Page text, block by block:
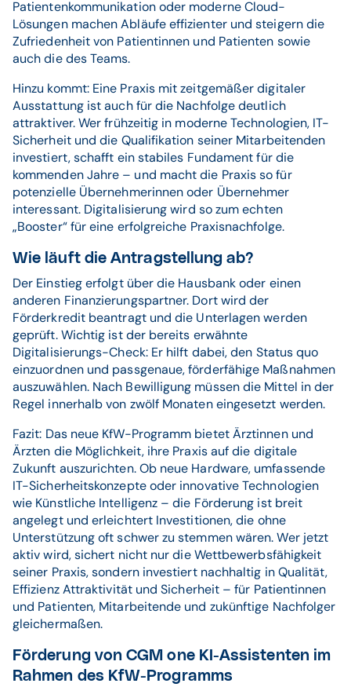
Patientenkommunikation oder moderne Cloud-
Lösungen machen Abläufe effizienter und steigern die
Zufriedenheit von Patientinnen und Patienten sowie
auch die des Teams.
Hinzu kommt: Eine Praxis mit zeitgemäßer digitaler
Ausstattung ist auch für die Nachfolge deutlich
attraktiver. Wer frühzeitig in moderne Technologien, IT-
Sicherheit und die Qualifikation seiner Mitarbeitenden
investiert, schafft ein stabiles Fundament für die
kommenden Jahre – und macht die Praxis so für
potenzielle Übernehmerinnen oder Übernehmer
interessant. Digitalisierung wird so zum echten
„Booster“ für eine erfolgreiche Praxisnachfolge.
Wie läuft die Antragstellung ab?
Der Einstieg erfolgt über die Hausbank oder einen
anderen Finanzierungspartner. Dort wird der
Förderkredit beantragt und die Unterlagen werden
geprüft. Wichtig ist der bereits erwähnte
Digitalisierungs-Check: Er hilft dabei, den Status quo
einzuordnen und passgenaue, förderfähige Maßnahmen
auszuwählen. Nach Bewilligung müssen die Mittel in der
Regel innerhalb von zwölf Monaten eingesetzt werden.
Fazit: Das neue KfW-Programm bietet Ärztinnen und
Ärzten die Möglichkeit, ihre Praxis auf die digitale
Zukunft auszurichten. Ob neue Hardware, umfassende
IT-Sicherheitskonzepte oder innovative Technologien
wie Künstliche Intelligenz – die Förderung ist breit
angelegt und erleichtert Investitionen, die ohne
Unterstützung oft schwer zu stemmen wären. Wer jetzt
aktiv wird, sichert nicht nur die Wettbewerbsfähigkeit
seiner Praxis, sondern investiert nachhaltig in Qualität,
Effizienz Attraktivität und Sicherheit – für Patientinnen
und Patienten, Mitarbeitende und zukünftige Nachfolger
gleichermaßen.
Förderung von CGM one KI-Assistenten im
Rahmen des KfW-Programms